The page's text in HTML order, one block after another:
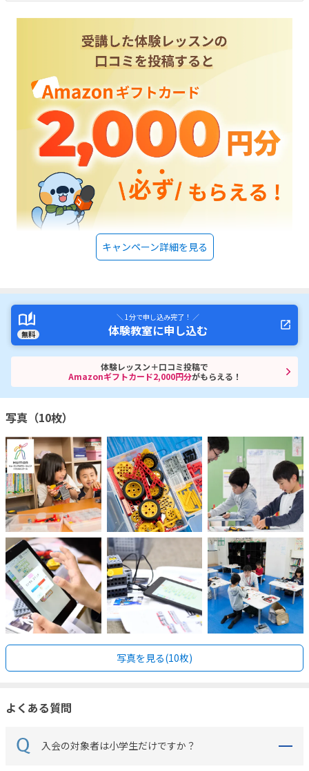
もう少し抑えてあればスムーズにまずはやらせてみようとすぐに話が進む
ように思います。ロボットを組み立てていく時には子供は楽しそうにして
いました。試行錯誤しながらやり方と照らし合わせたりしてしっかり考え
ている姿が嬉しかったです。
キャンペーン詳細を見る
無料
＼ 1分で申し込み完了！ ／
体験教室に申し込む
体験レッスン＋口コミ投稿で
Amazonギフトカード2,000円分がもらえる！
写真（10枚）
写真を見る(10枚)
よくある質問
入会の対象者は小学生だけですか？